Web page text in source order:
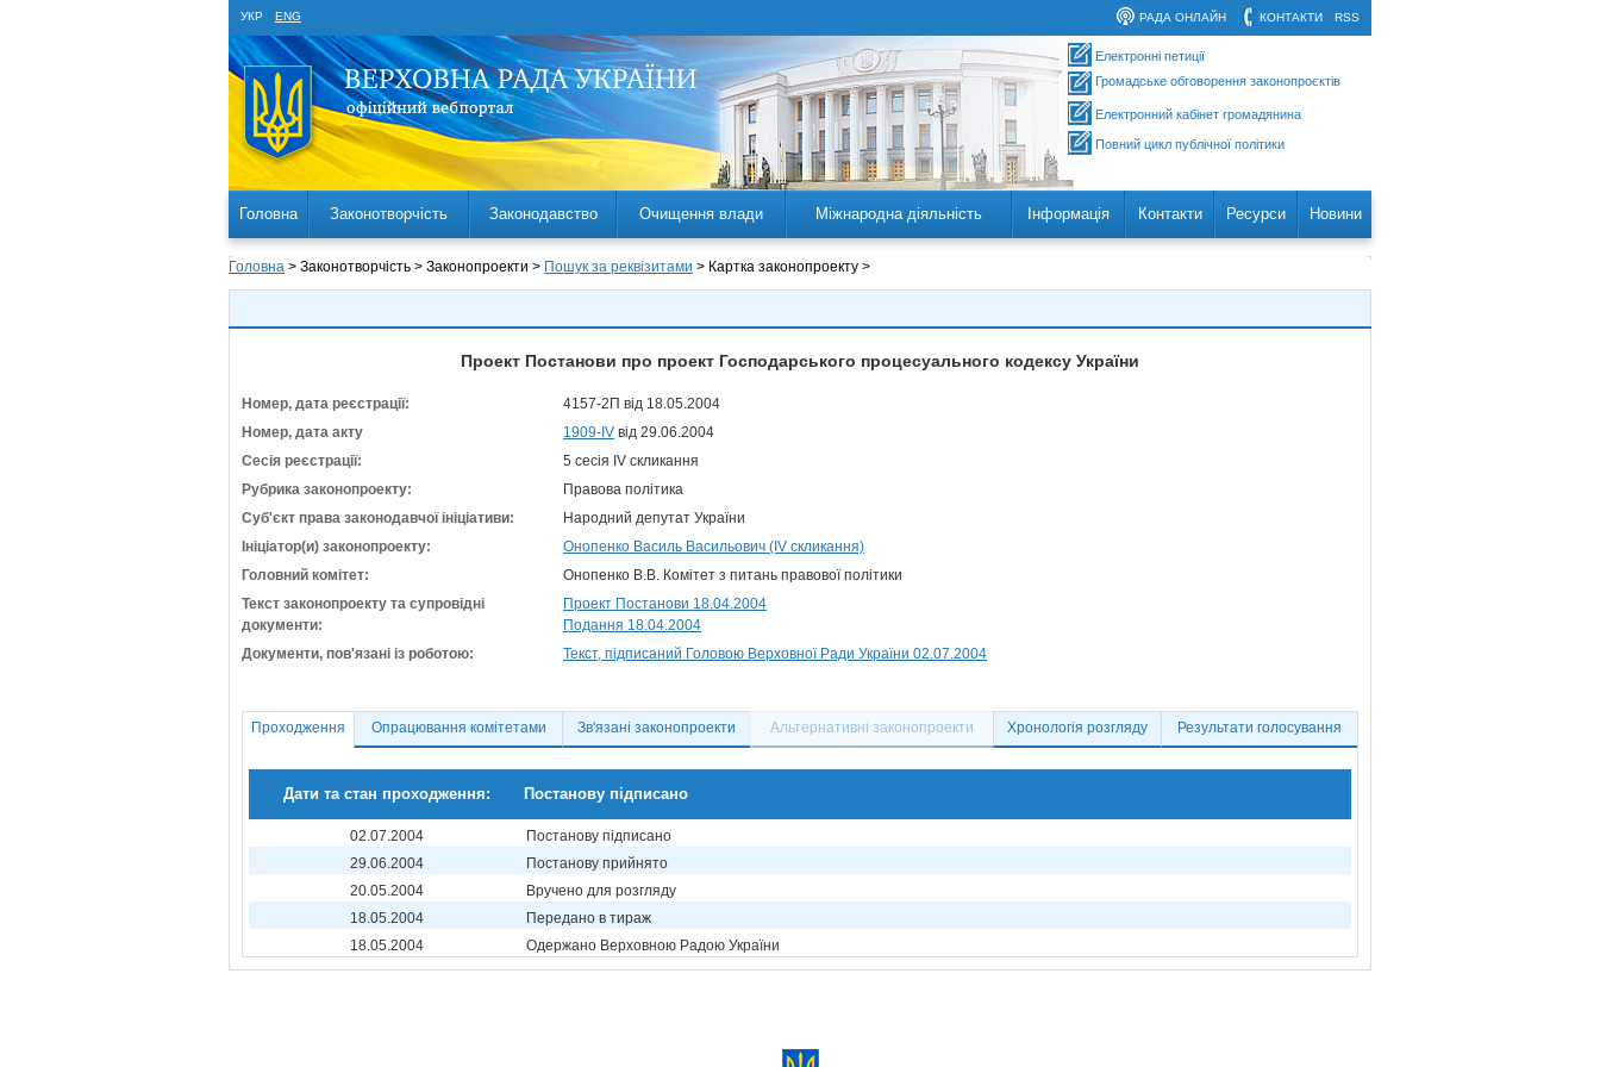
УКР ENG RSS
КОНТАКТИ
РАДА ОНЛАЙН
Електронні петиції
Громадське обговорення законопроєктів
Електронний кабінет громадянина
Повний цикл публічної політики
Головна Законотворчість Законодавство Очищення влади Міжнародна діяльність Інформація Контакти Ресурси Новини
Головна > Законотворчість > Законопроекти > Пошук за реквізитами > Картка законопроекту >
Проект Постанови про проект Господарського процесуального кодексу України
Номер, дата реєстрації:
4157-2П від 18.05.2004
Номер, дата акту
1909-IV від 29.06.2004
Сесія реєстрації:
5 сесія IV скликання
Рубрика законопроекту:
Правова політика
Суб'єкт права законодавчої ініціативи:
Народний депутат України
Ініціатор(и) законопроекту:
Онопенко Василь Васильович (IV скликання)
Головний комітет:
Онопенко В.В. Комітет з питань правової політики
Текст законопроекту та супровідні
документи:
Проект Постанови 18.04.2004
Подання 18.04.2004
Документи, пов'язані із роботою:
Текст, підписаний Головою Верховної Ради України 02.07.2004
Проходження Опрацювання комітетами Зв'язані законопроекти Альтернативні законопроекти Хронологія розгляду Результати голосування
Дати та стан проходження: Постанову підписано
02.07.2004
Постанову підписано
29.06.2004
Постанову прийнято
20.05.2004
Вручено для розгляду
18.05.2004
Передано в тираж
18.05.2004
Одержано Верховною Радою України